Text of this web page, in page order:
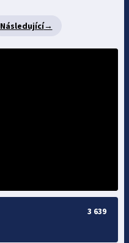
Následující→
3 639